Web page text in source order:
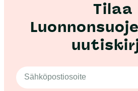
Tilaa